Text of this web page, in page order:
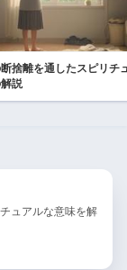
断捨離を通したスピリチ
説
ュアルな意味を解